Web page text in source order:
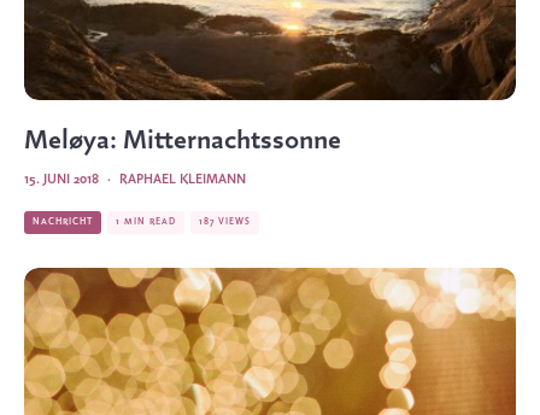
Meløya: Mitternachtssonne
RAPHAEL KLEIMANN
·
15. JUNI 2018
NACHRICHT 1 MIN READ 187 VIEWS